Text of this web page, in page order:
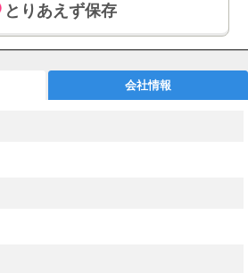
りフォロー！働き方や職場についての
をスタートできます！
とりあえず保存
会社情報